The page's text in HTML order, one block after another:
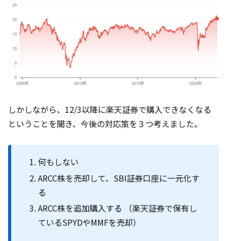
しかしながら、12/3以降に楽天証券で購入できなくなる
ということを聞き、今後の対応策を３つ考えました。
何もしない
ARCC株を売却して、SBI証券口座に一元化す
る
ARCC株を追加購入する （楽天証券で保有し
ているSPYDやMMFを売却）